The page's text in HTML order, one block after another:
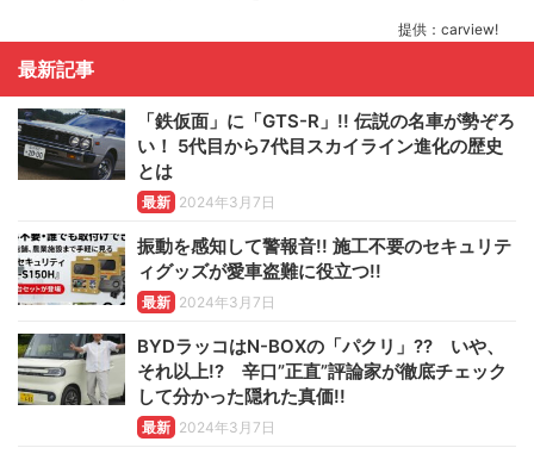
提供：carview!
最新記事
「鉄仮面」に「GTS-R」!! 伝説の名車が勢ぞろ
い！ 5代目から7代目スカイライン進化の歴史
とは
最新 2024年3月7日
振動を感知して警報音!! 施工不要のセキュリテ
ィグッズが愛車盗難に役立つ!!
最新 2024年3月7日
BYDラッコはN-BOXの「パクリ」?? いや、
それ以上!? 辛口”正直”評論家が徹底チェック
して分かった隠れた真価!!
最新 2024年3月7日